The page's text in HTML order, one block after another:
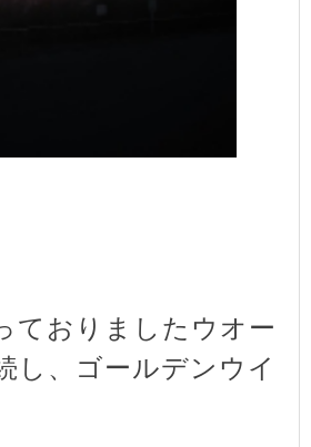
ておりましたウオー
し、ゴールデンウイ